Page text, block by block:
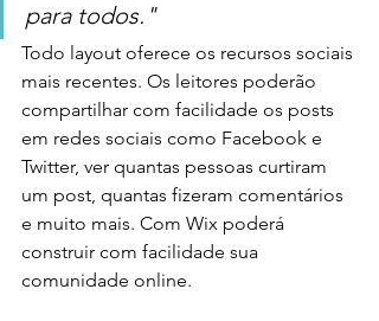
para todos."
Todo layout oferece os recursos sociais
mais recentes. Os leitores poderão
compartilhar com facilidade os posts
em redes sociais como Facebook e
Twitter, ver quantas pessoas curtiram
um post, quantas fizeram comentários
e muito mais. Com Wix poderá
construir com facilidade sua
comunidade online.